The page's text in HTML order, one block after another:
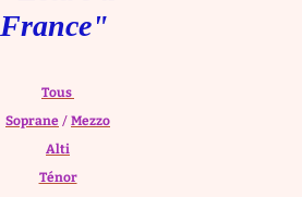
France"
Tous
Soprane / Mezzo
Alti
Ténor